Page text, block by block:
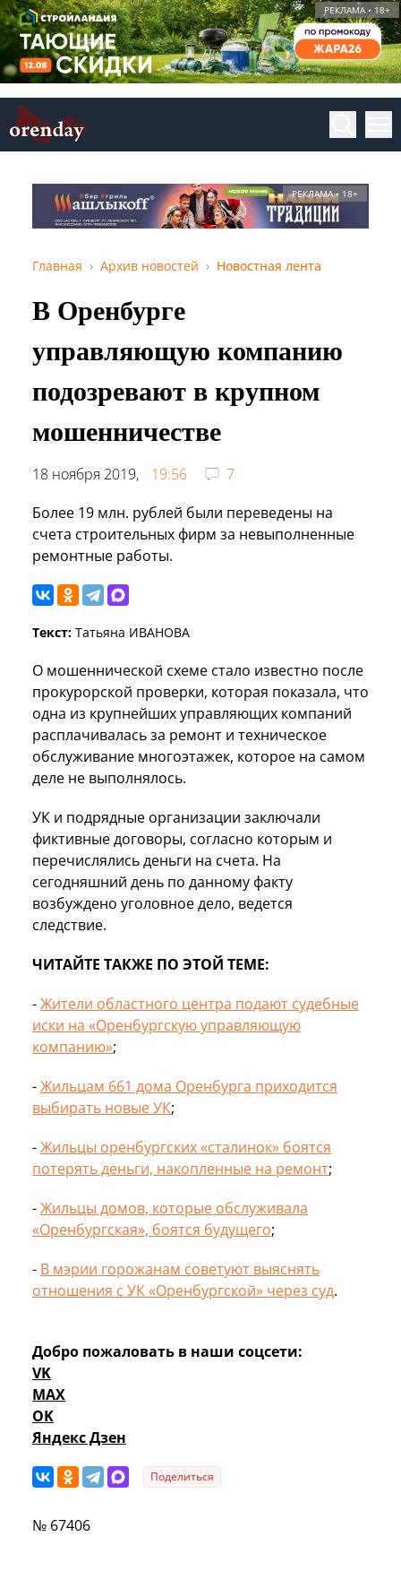
РЕКЛАМА • 18+
РЕКЛАМА • 18+
Главная Архив новостей Новостная лента
В Оренбурге
управляющую компанию
подозревают в крупном
мошенничестве
18 ноября 2019, 19:56
7
Более 19 млн. рублей были переведены на
счета строительных фирм за невыполненные
ремонтные работы.
Текст: Татьяна ИВАНОВА
О мошеннической схеме стало известно после
прокурорской проверки, которая показала, что
одна из крупнейших управляющих компаний
расплачивалась за ремонт и техническое
обслуживание многоэтажек, которое на самом
деле не выполнялось.
УК и подрядные организации заключали
фиктивные договоры, согласно которым и
перечислялись деньги на счета. На
сегодняшний день по данному факту
возбуждено уголовное дело, ведется
следствие.
ЧИТАЙТЕ ТАКЖЕ ПО ЭТОЙ ТЕМЕ:
-Жители областного центра подают судебные
иски на «Оренбургскую управляющую
компанию»;
-Жильцам 661 дома Оренбурга приходится
выбирать новые УК;
-Жильцы оренбургских «сталинок» боятся
потерять деньги, накопленные на ремонт;
-Жильцы домов, которые обслуживала
«Оренбургская», боятся будущего;
- В мэрии горожанам советуют выяснять
отношения с УК «Оренбургской» через суд.
Добро пожаловать в наши соцсети:
VK
MAX
OK
Яндекс Дзен
Поделиться
№ 67406